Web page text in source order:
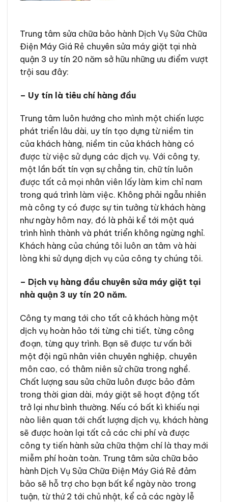
Trung tâm sửa chữa bảo hành Dịch Vụ Sửa Chữa
Điện Máy Giá Rẻ chuyên sửa máy giặt tại nhà
quận 3 uy tín 20 năm sở hữu những ưu điểm vượt
trội sau đây:
– Uy tín là tiêu chí hàng đầu
Trung tâm luôn hướng cho mình một chiến lược
phát triển lâu dài, uy tín tạo dựng từ niềm tin
của khách hàng, niềm tin của khách hàng có
được từ việc sử dụng các dịch vụ. Với công ty,
một lần bất tín vạn sự chẳng tin, chữ tín luôn
được tất cả mọi nhân viên lấy làm kim chỉ nam
trong quá trình làm việc. Không phải ngẫu nhiên
mà công ty có được sự tin tưởng từ khách hàng
như ngày hôm nay, đó là phải kể tới một quá
trình hình thành và phát triển không ngừng nghỉ.
Khách hàng của chúng tôi luôn an tâm và hài
lòng khi sử dụng dịch vụ của công ty chúng tôi.
– Dịch vụ hàng đầu chuyên sửa máy giặt tại
nhà quận 3 uy tín 20 năm.
Công ty mang tới cho tất cả khách hàng một
dịch vụ hoàn hảo tới từng chi tiết, từng công
đoạn, từng quy trình. Bạn sẽ được tư vấn bởi
một đội ngũ nhân viên chuyên nghiệp, chuyên
môn cao, có thâm niên sử chữa trong nghề.
Chất lượng sau sửa chữa luôn được bảo đảm
trong thời gian dài, máy giặt sẽ hoạt động tốt
trở lại như bình thường. Nếu có bất kì khiếu nại
nào liên quan tới chất lượng dịch vụ, khách hàng
sẽ được hoàn lại tất cả các chi phí và được
công ty tiến hành sửa chữa thậm chí là thay mới
miễm phí hoàn toàn. Trung tâm sửa chữa bảo
hành Dịch Vụ Sửa Chữa Điện Máy Giá Rẻ đảm
bảo sẽ hỗ trợ cho bạn bất kể ngày nào trong
tuận, từ thứ 2 tới chủ nhật, kể cả các ngày lễ